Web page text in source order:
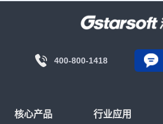
400-800-1418
核心产品 行业应用